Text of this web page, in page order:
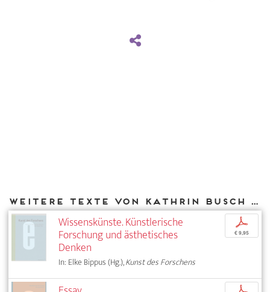
Weitere Texte von Kathrin Busch bei DIAPHANES
Wissenskünste. Künstlerische
Forschung und ästhetisches
Denken
In: Elke Bippus (Hg.),Kunst des Forschens
p
€ 9,95